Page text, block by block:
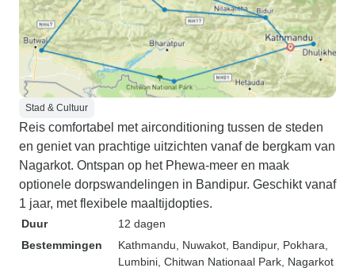
Stad & Cultuur
Reis comfortabel met airconditioning tussen de steden
en geniet van prachtige uitzichten vanaf de bergkam van
Nagarkot. Ontspan op het Phewa-meer en maak
optionele dorpswandelingen in Bandipur. Geschikt vanaf
1 jaar, met flexibele maaltijdopties.
Duur
12 dagen
Bestemmingen
Kathmandu , Nuwakot , Bandipur, Pokhara
Lumbini , Chitwan Nationaal Park , Nagarkot